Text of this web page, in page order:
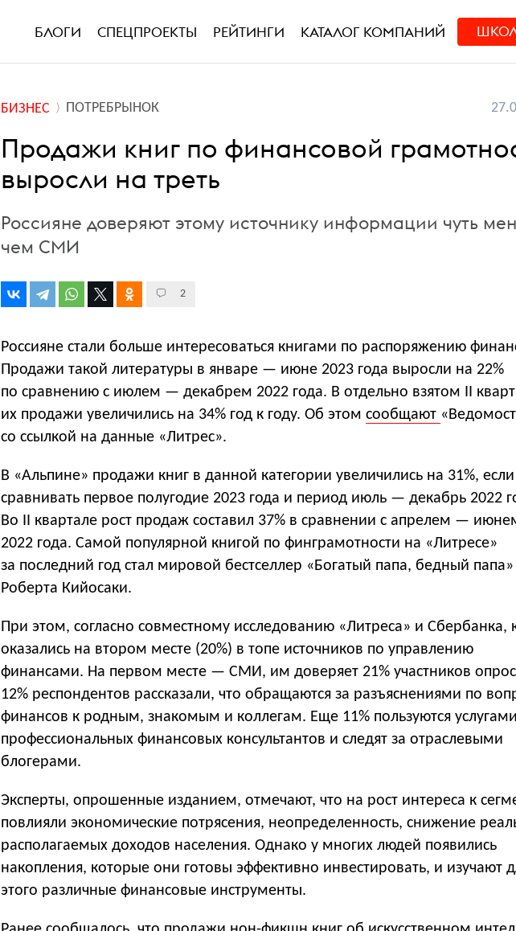
БЛОГИ СПЕЦПРОЕКТЫ РЕЙТИНГИ КАТАЛОГ КОМПАНИЙ
БИЗНЕС ПОТРЕБРЫНОК
Продажи книг по финансовой
выросли на треть
Россияне доверяют этому источнику информации чуть
чем СМИ
2
Россияне стали больше интересоваться книгами по распоряжению
Продажи такой литературы в январе — июне 2023 года выросли на 22%
по сравнению с июлем — декабрем 2022 года. В отдельно взятом II
их продажи увеличились на 34% год к году. Об этом сообщают
со ссылкой на данные «Литрес».
В «Альпине» продажи книг в данной категории увеличились на 31%, если
сравнивать первое полугодие 2023 года и период июль — декабрь 2022
Во II квартале рост продаж составил 37% в сравнении с апрелем —
2022 года. Самой популярной книгой по финграмотности на «Литресе»
за последний год стал мировой бестселлер «Богатый папа, бедный папа»
Роберта Кийосаки.
При этом, согласно совместному исследованию «Литреса» и Сбербанка,
оказались на втором месте (20%) в топе источников по управлению
финансами. На первом месте — СМИ, им доверяет 21% участников
12% респондентов рассказали, что обращаются за разъяснениями по
финансов к родным, знакомым и коллегам. Еще 11% пользуются услугами
профессиональных финансовых консультантов и следят за отраслевыми
блогерами.
Эксперты, опрошенные изданием, отмечают, что на рост интереса к
повлияли экономические потрясения, неопределенность, снижение
располагаемых доходов населения. Однако у многих людей появились
накопления, которые они готовы эффективно инвестировать, и изучают
этого различные финансовые инструменты.